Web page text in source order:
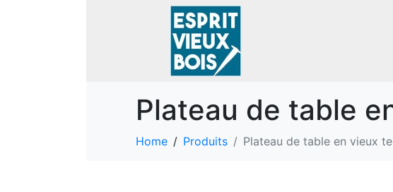
Plateau de table
Home Produits Plateau de table en vieux